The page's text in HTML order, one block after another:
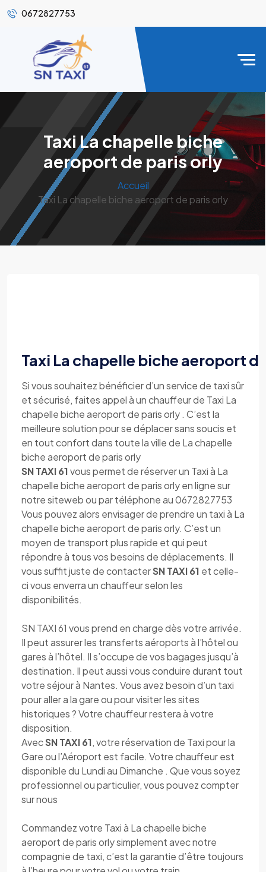
0672827753
Taxi La chapelle biche
aeroport de paris orly
Accueil
Taxi La chapelle biche aeroport de paris orly
Taxi La chapelle biche aeroport
Si vous souhaitez bénéficier d’un service de taxi sûr
et sécurisé, faites appel à un chauffeur de Taxi La
chapelle biche aeroport de paris orly . C’est la
meilleure solution pour se déplacer sans soucis et
en tout confort dans toute la ville de La chapelle
biche aeroport de paris orly
SN TAXI 61vous permet de réserver un Taxi à La
chapelle biche aeroport de paris orly en ligne sur
notre siteweb ou par téléphone au 0672827753
Vous pouvez alors envisager de prendre un taxi à La
chapelle biche aeroport de paris orly. C’est un
moyen de transport plus rapide et qui peut
répondre à tous vos besoins de déplacements. Il
vous suffit juste de contacterSN TAXI 61 et celle-
ci vous enverra un chauffeur selon les
disponibilités.
SN TAXI 61 vous prend en charge dès votre arrivée.
Il peut assurer les transferts aéroports à l’hôtel ou
gares à l’hôtel. Il s’occupe de vos bagages jusqu’à
destination. Il peut aussi vous conduire durant tout
votre séjour à Nantes. Vous avez besoin d’un taxi
pour aller a la gare ou pour visiter les sites
historiques ? Votre chauffeur restera à votre
disposition.
AvecSN TAXI 61, votre réservation de Taxi pour la
Gare ou l’Aéroport est facile. Votre chauffeur est
disponible du Lundi au Dimanche . Que vous soyez
professionnel ou particulier, vous pouvez compter
sur nous
Commandez votre Taxi à La chapelle biche
aeroport de paris orly simplement avec notre
compagnie de taxi, c’est la garantie d’être toujours